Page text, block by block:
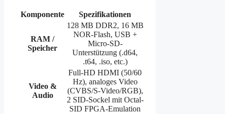
Komponente Spezifikationen
RAM /
Speicher
128 MB DDR2, 16 MB
NOR-Flash, USB +
Micro-SD-
Unterstützung (.d64,
.t64, .iso, etc.)
Video &
Audio
Full-HD HDMI (50/60
Hz), analoges Video
(CVBS/S-Video/RGB),
2 SID-Sockel mit Octal-
SID FPGA-Emulation